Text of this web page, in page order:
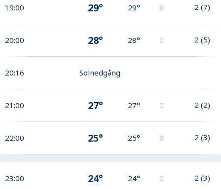
19:00 29° 29° 0 2 (7)
20:00 28° 28° 0 2 (5)
20:16 Solnedgång
21:00 27° 27° 0 2 (2)
22:00 25° 25° 0 2 (3)
23:00 24° 24° 0 2 (3)